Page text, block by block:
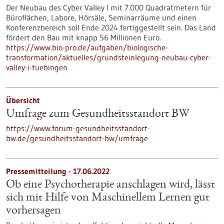
Der Neubau des Cyber Valley I mit 7.000 Quadratmetern für
Büroflächen, Labore, Hörsäle, Seminarräume und einen
Konferenzbereich soll Ende 2024 fertiggestellt sein. Das Land
fördert den Bau mit knapp 56 Millionen Euro.
https://www.bio-pro.de/aufgaben/biologische-
transformation/aktuelles/grundsteinlegung-neubau-cyber-
valley-i-tuebingen
Übersicht
Umfrage zum Gesundheitsstandort BW
https://www.forum-gesundheitsstandort-
bw.de/gesundheitsstandort-bw/umfrage
Pressemitteilung - 17.06.2022
Ob eine Psychotherapie anschlagen wird, lässt
sich mit Hilfe von Maschinellem Lernen gut
vorhersagen